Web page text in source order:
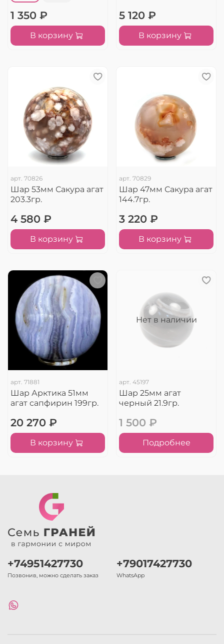
1 350 ₽
В корзину
5 120 ₽
В корзину
арт. 70826
Шар 53мм Сакура агат
203.3гр.
4 580 ₽
В корзину
арт. 70829
Шар 47мм Сакура агат
144.7гр.
3 220 ₽
В корзину
арт. 71881
Шар Арктика 51мм
агат сапфирин 199гр.
20 270 ₽
В корзину
Нет в наличии
арт. 45197
Шар 25мм агат
черный 21.9гр.
1 500 ₽
Подробнее
+74951427730
Позвонив, можно сделать заказ
+79017427730
WhatsApp